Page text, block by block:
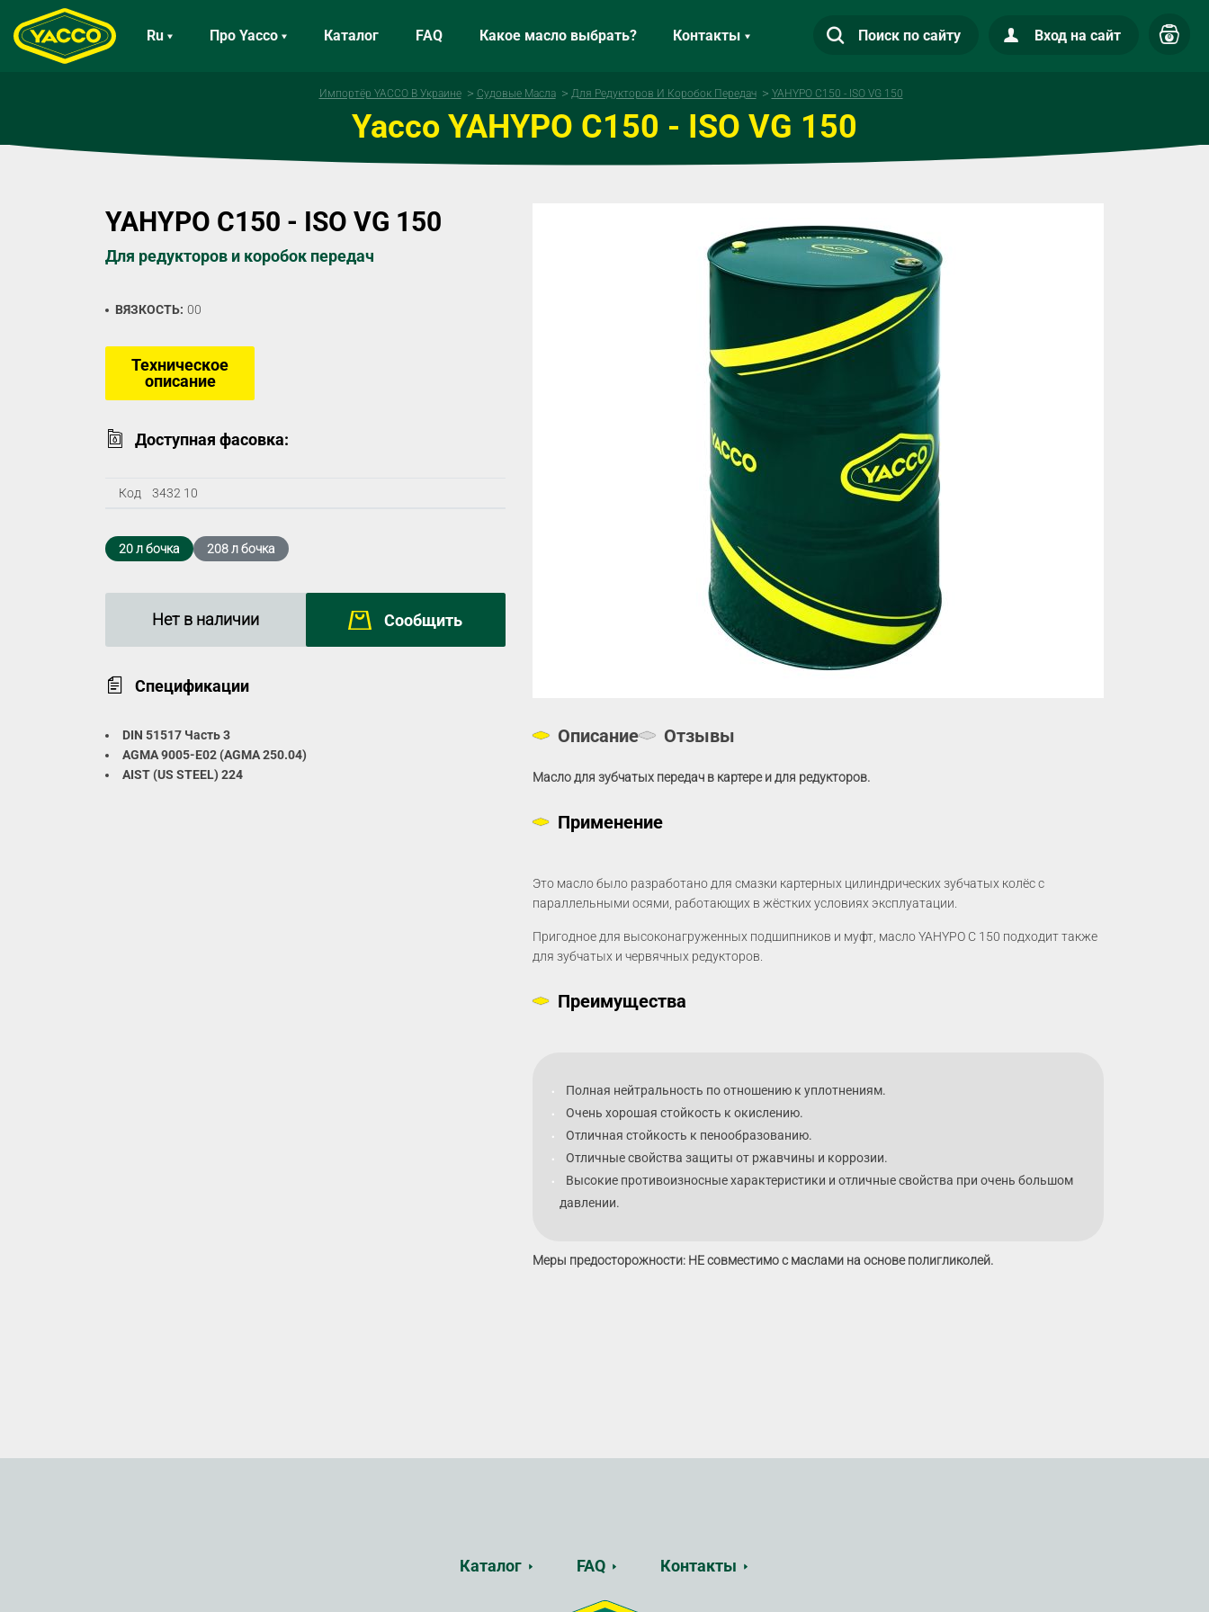
Поиск по сайту Вход на сайт 0
Ru Про Yacco Каталог FAQ Какое масло выбрать? Контакты
Импортёр YACCO В Украине Судовые Масла Для Редукторов И Коробок Передач YAHYPO C150 - ISO VG 150
Yacco YAHYPO C150 - ISO VG 150
YAHYPO C150 - ISO VG 150
Для редукторов и коробок передач
ВЯЗКОСТЬ: 00
Техническое
описание
Доступная фасовка:
Код 3432 10
20 л бочка 208 л бочка
Нет в наличии Сообщить
Спецификации
DIN 51517 Часть 3
AGMA 9005-E02 (AGMA 250.04)
AIST (US STEEL) 224
Описание Отзывы
Масло для зубчатых передач в картере и для редукторов.
Применение
Это масло было разработано для смазки картерных цилиндрических зубчатых колёс с
параллельными осями, работающих в жёстких условиях эксплуатации.
Пригодное для высоконагруженных подшипников и муфт, масло YAHYPO C 150 подходит также
для зубчатых и червячных редукторов.
Преимущества
Полная нейтральность по отношению к уплотнениям.
Очень хорошая стойкость к окислению.
Отличная стойкость к пенообразованию.
Отличные свойства защиты от ржавчины и коррозии.
Высокие противоизносные характеристики и отличные свойства при очень большом
давлении.
Меры предосторожности: НЕ совместимо с маслами на основе полигликолей.
Каталог FAQ Контакты